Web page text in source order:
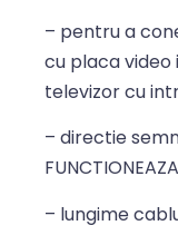
– pentru a
cu placa video
televizor cu
– directie
– lungime